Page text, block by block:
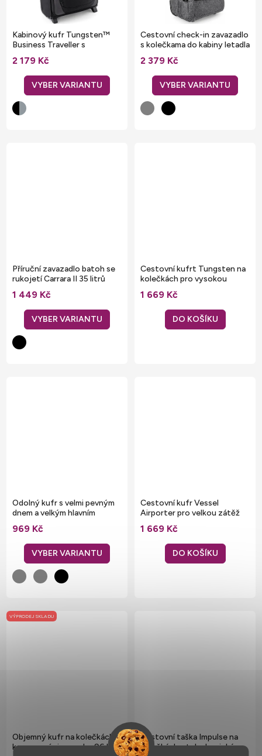
Kabinový kufr Tungsten™
Business Traveller s
výsuvným madlem 29 l
2 179 Kč
Cestovní check-in zavazadlo
s kolečkama do kabiny letadla
42 x 81 x 36 cm
2 379 Kč
Příruční zavazadlo batoh se
rukojetí Carrara II 35 litrů
1 449 Kč
Cestovní kufrt Tungsten na
kolečkách pro vysokou
zátěž 65 l
1 669 Kč
DO KOŠÍKU
Odolný kufr s velmi pevným
dnem a velkým hlavním
prostorem
969 Kč
Cestovní kufr Vessel
Airporter pro velkou zátěž
1 669 Kč
DO KOŠÍKU
VÝPRODEJ SKLADU
Objemný kufr na kolečkách s
kompresními popruhy 96 l
Cestovní taška Impulse na
kolečkách s teleskopickým